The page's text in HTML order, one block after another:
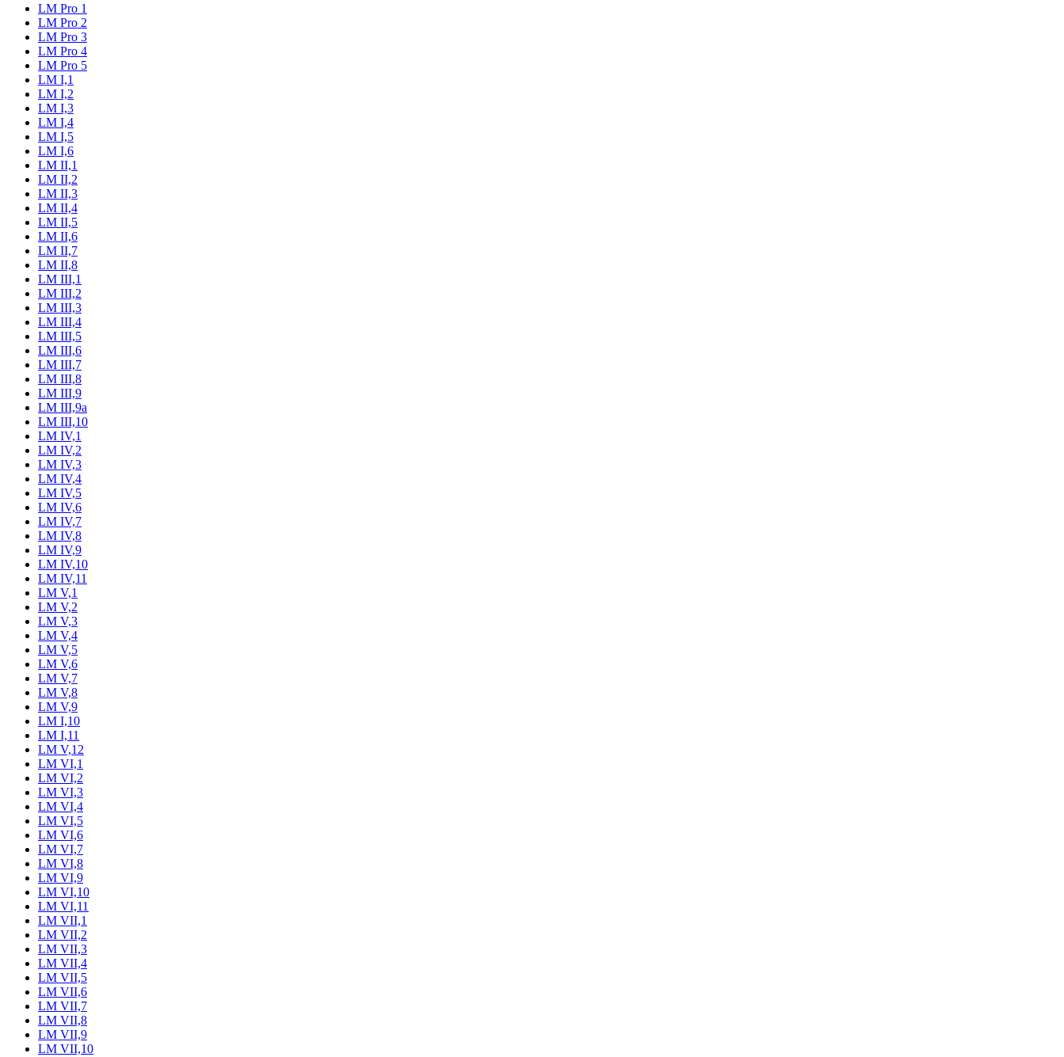
LM Pro 1
LM Pro 2
LM Pro 3
LM Pro 4
LM Pro 5
LM I,1
LM I,2
LM I,3
LM I,4
LM I,5
LM I,6
LM II,1
LM II,2
LM II,3
LM II,4
LM II,5
LM II,6
LM II,7
LM II,8
LM III,1
LM III,2
LM III,3
LM III,4
LM III,5
LM III,6
LM III,7
LM III,8
LM III,9
LM III,9a
LM III,10
LM IV,1
LM IV,2
LM IV,3
LM IV,4
LM IV,5
LM IV,6
LM IV,7
LM IV,8
LM IV,9
LM IV,10
LM IV,11
LM V,1
LM V,2
LM V,3
LM V,4
LM V,5
LM V,6
LM V,7
LM V,8
LM V,9
LM I,10
LM I,11
LM V,12
LM VI,1
LM VI,2
LM VI,3
LM VI,4
LM VI,5
LM VI,6
LM VI,7
LM VI,8
LM VI,9
LM VI,10
LM VI,11
LM VII,1
LM VII,2
LM VII,3
LM VII,4
LM VII,5
LM VII,6
LM VII,7
LM VII,8
LM VII,9
LM VII,10